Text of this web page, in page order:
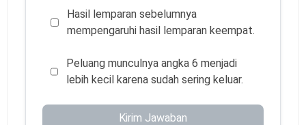
Hasil lemparan sebelumnya
mempengaruhi hasil lemparan keempat.
Peluang munculnya angka 6 menjadi
lebih kecil karena sudah sering keluar.
Kirim Jawaban